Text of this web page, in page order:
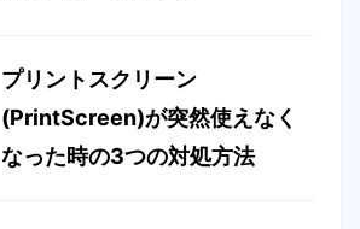
プリントスクリーン
(PrintScreen)が突然使えなく
なった時の3つの対処方法